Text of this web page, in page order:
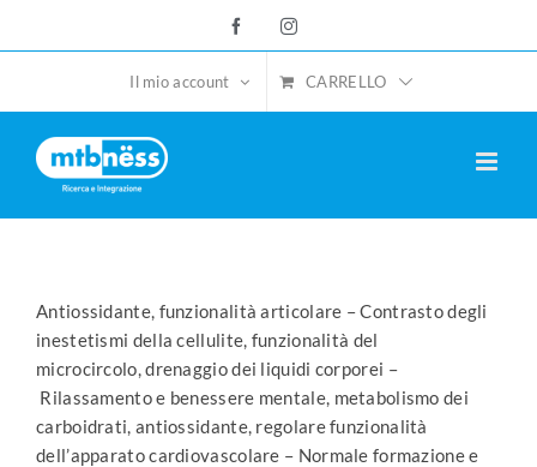
FacebookInstagram
Il mio account CARRELLO
Antiossidante, funzionalità articolare – Contrasto degli
inestetismi della cellulite, funzionalità del
microcircolo, drenaggio dei liquidi corporei –
Rilassamento e benessere mentale, metabolismo dei
carboidrati, antiossidante, regolare funzionalità
dell’apparato cardiovascolare – Normale formazione e